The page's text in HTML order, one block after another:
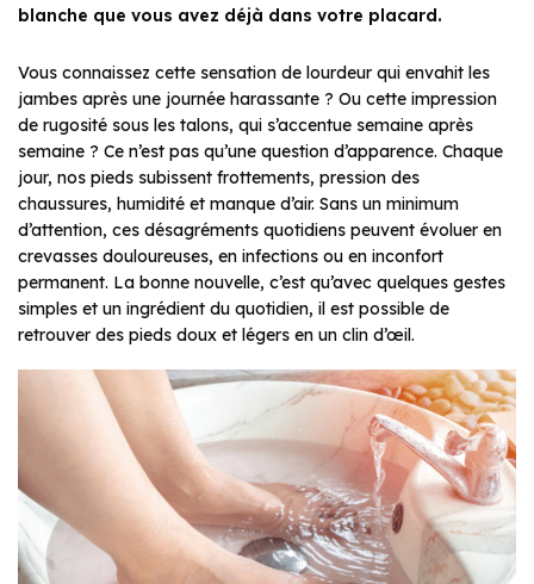
blanche que vous avez déjà dans votre placard.
Vous connaissez cette sensation de lourdeur qui envahit les
jambes après une journée harassante ? Ou cette impression
de rugosité sous les talons, qui s’accentue semaine après
semaine ? Ce n’est pas qu’une question d’apparence. Chaque
jour, nos pieds subissent frottements, pression des
chaussures, humidité et manque d’air. Sans un minimum
d’attention, ces désagréments quotidiens peuvent évoluer en
crevasses douloureuses, en infections ou en inconfort
permanent. La bonne nouvelle, c’est qu’avec quelques gestes
simples et un ingrédient du quotidien, il est possible de
retrouver des pieds doux et légers en un clin d’œil.